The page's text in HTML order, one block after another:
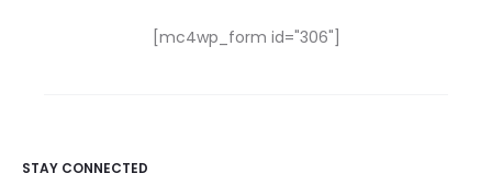
[mc4wp_form id="306"]
STAY CONNECTED